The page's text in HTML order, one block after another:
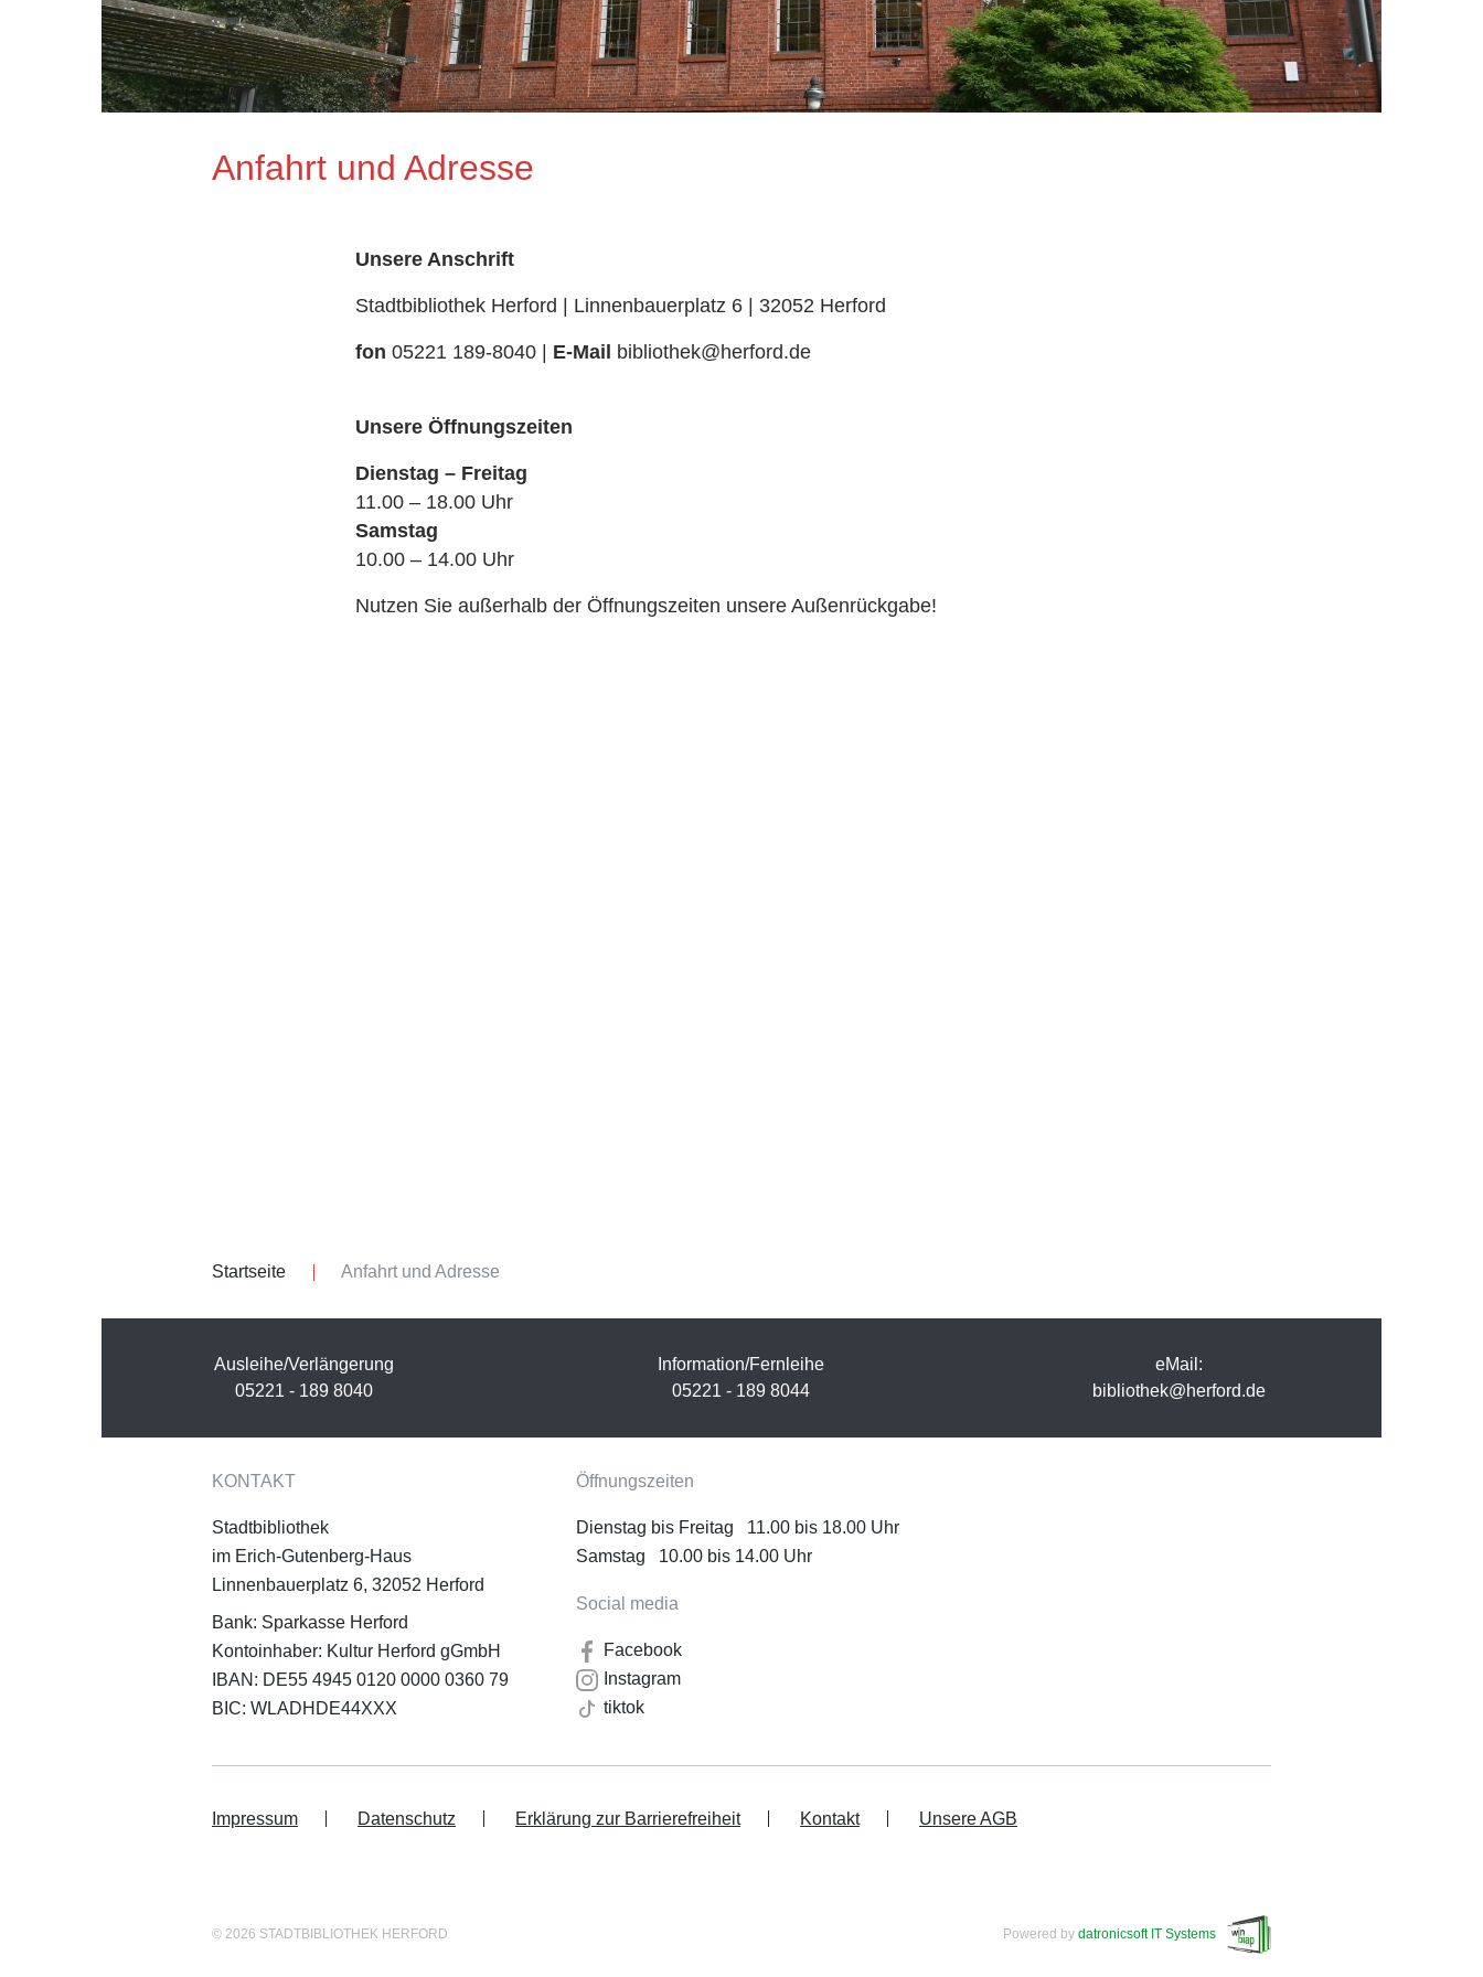
Anfahrt und Adresse
Unsere Anschrift
Stadtbibliothek Herford | Linnenbauerplatz 6 | 32052 Herford
fon 05221 189-8040 | E-Mail bibliothek@herford.de
Unsere Öffnungszeiten
Dienstag – Freitag
11.00 – 18.00 Uhr
Samstag
10.00 – 14.00 Uhr
Nutzen Sie außerhalb der Öffnungszeiten unsere Außenrückgabe!
Startseite Anfahrt und Adresse
Ausleihe/Verlängerung
05221 - 189 8040
Information/Fernleihe
05221 - 189 8044
eMail:
bibliothek@herford.de
KONTAKT
Stadtbibliothek
im Erich-Gutenberg-Haus
Linnenbauerplatz 6, 32052 Herford
Bank: Sparkasse Herford
Kontoinhaber: Kultur Herford gGmbH
IBAN: DE55 4945 0120 0000 0360 79
BIC: WLADHDE44XXX
Öffnungszeiten
Dienstag bis Freitag 11.00 bis 18.00 Uhr
Samstag 10.00 bis 14.00 Uhr
Social media
Facebook
Instagram
tiktok
Impressum Datenschutz Erklärung zur Barrierefreiheit Kontakt Unsere AGB
© 2026 STADTBIBLIOTHEK HERFORD Powered by datronicsoft IT Systems